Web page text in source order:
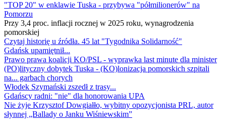
"TOP 20" w enklawie Tuska - przybywa "półmilionerów" na
Pomorzu
Przy 3,4 proc. inflacji rocznej w 2025 roku, wynagrodzenia
pomorskiej
Czytaj historię u źródła. 45 lat "Tygodnika Solidarność"
Gdańsk upamiętnił...
Prawo prawa koalicji KO/PSL - wyprawka last minute dla minister
(PO)lityczny dobytek Tuska - (KO)lonizacja pomorskich szpitali
na... garbach chorych
Włodek Szymański zszedł z trasy...
Gdańscy radni: "nie" dla honorowania UPA
Nie żyje Krzysztof Dowgiałło, wybitny opozycjonista PRL, autor
słynnej „Ballady o Janku Wiśniewskim”